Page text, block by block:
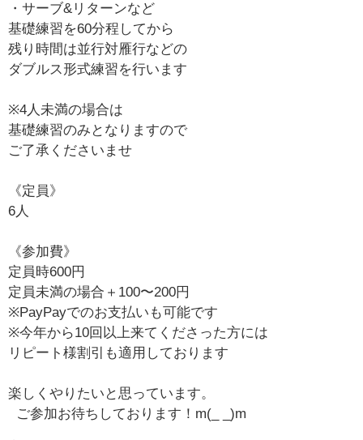
・サーブ&リターンなど
基礎練習を60分程してから
残り時間は並行対雁行などの
ダブルス形式練習を行います
※4人未満の場合は
基礎練習のみとなりますので
ご了承くださいませ
《定員》
6人
《参加費》
定員時600円
定員未満の場合＋100〜200円
※PayPayでのお支払いも可能です
※今年から10回以上来てくださった方には
リピート様割引も適用しております
楽しくやりたいと思っています。
ご参加お待ちしております！m(_ _)m